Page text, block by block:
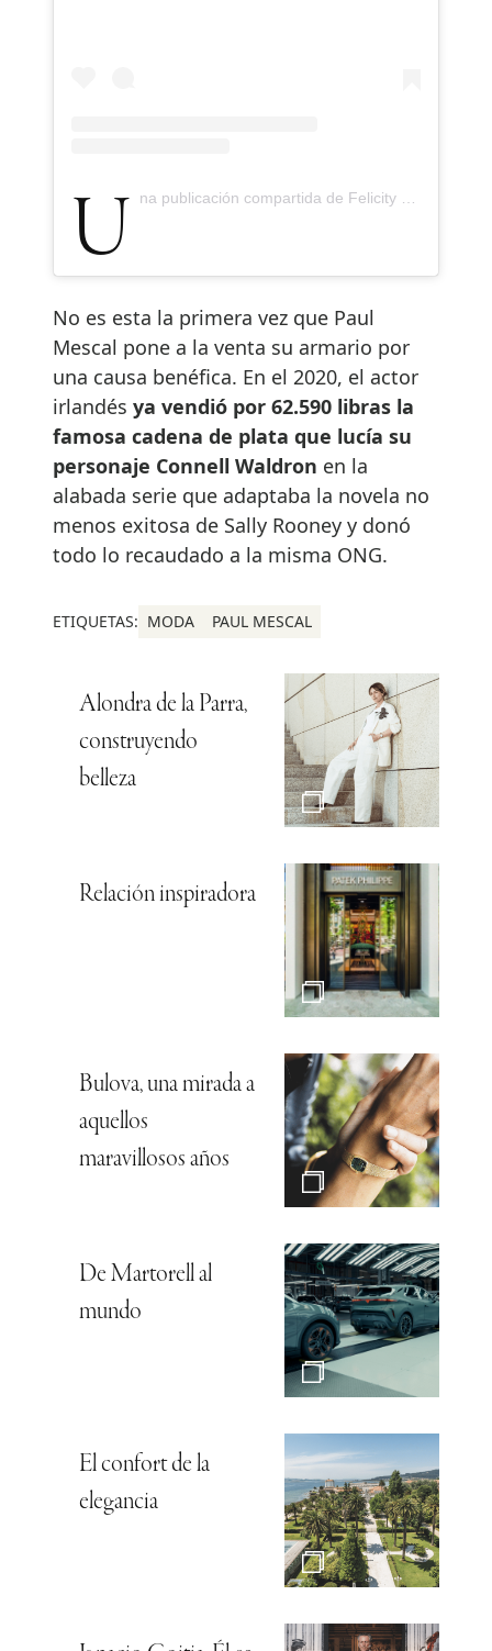
Una publicación compartida de Felicity Kay (@felicitykay)
No es esta la primera vez que Paul
Mescal pone a la venta su armario por
una causa benéfica. En el 2020, el actor
irlandés ya vendió por 62.590 libras la
famosa cadena de plata que lucía su
personaje Connell Waldron en la
alabada serie que adaptaba la novela no
menos exitosa de Sally Rooney y donó
todo lo recaudado a la misma ONG.
ETIQUETAS: MODA PAUL MESCAL
Alondra de la Parra,
construyendo
belleza
Relación inspiradora
Bulova, una mirada a
aquellos
maravillosos años
De Martorell al
mundo
El confort de la
elegancia